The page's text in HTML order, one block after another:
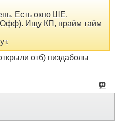
Есть окно ШЕ.
Ищу КП, прайм тайм
отб) пиздаболы